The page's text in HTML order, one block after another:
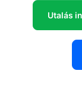
Utalás